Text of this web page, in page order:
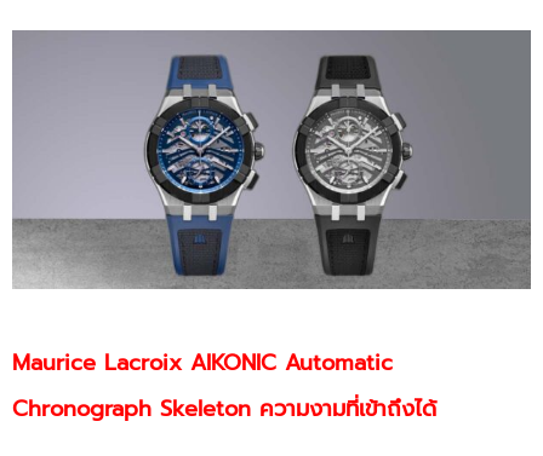
Maurice Lacroix AIKONIC Automatic
Chronograph Skeleton ความงามที่เข้าถึงได้